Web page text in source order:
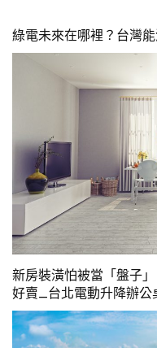
綠電未來在哪裡？台灣
新房裝潢怕被當「盤子
好賣_台北電動升降辦公